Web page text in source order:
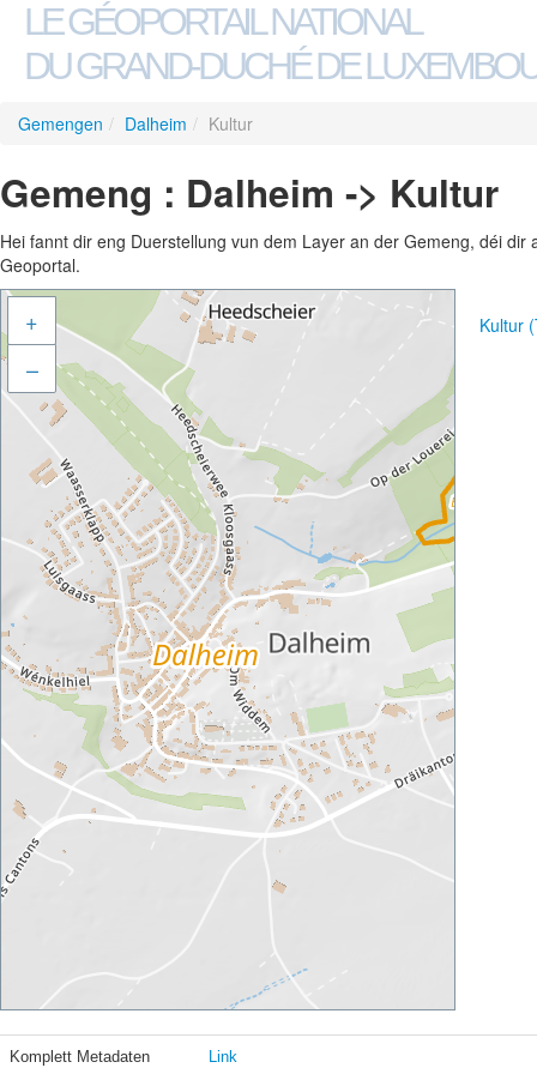
LE GÉOPORTAIL NATIONAL
DU GRAND-DUCHÉ DE
Gemengen / Dalheim / Kultur
Gemeng : Dalheim -> Kultur
Hei fannt dir eng Duerstellung vun dem Layer an der Gemeng, déi
Geoportal.
+
–
Kultur
Komplett Metadaten Link